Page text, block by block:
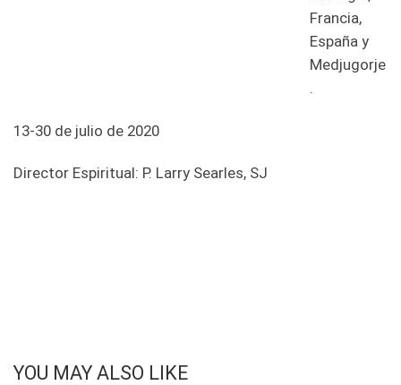
Francia,
España y
Medjugorje
.
13-30 de julio de 2020
Director Espiritual: P. Larry Searles, SJ
YOU MAY ALSO LIKE